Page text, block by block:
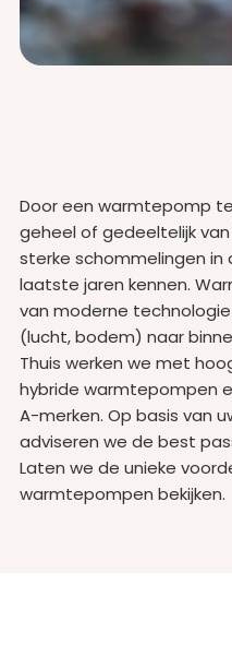
Door een warmtepomp
geheel of gedeeltelijk
sterke schommelingen in
laatste jaren kennen.
van moderne
(lucht, bodem) naar
Thuis werken we met
hybride warmtepompen
A-merken. Op basis van
adviseren we de best
Laten we de unieke
warmtepompen bekijken.